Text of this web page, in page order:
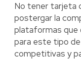
No tener tarjeta
postergar la
plataformas que
para este tipo
competitivas y